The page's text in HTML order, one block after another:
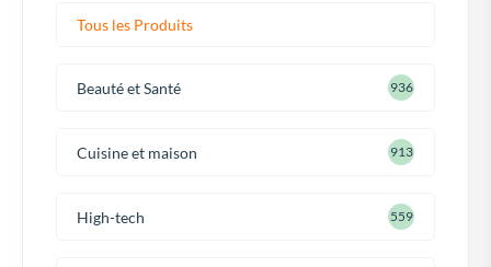
Tous les Produits
Beauté et Santé 936
Cuisine et maison 913
High-tech 559